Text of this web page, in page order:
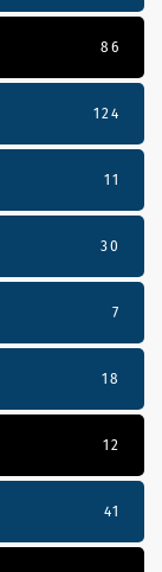
86
124
11
30
7
18
12
41